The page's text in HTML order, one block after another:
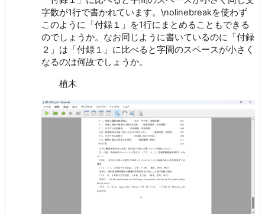
字数が1行で書かれています。\nolinebreakを使わず
このように「付録１」を1行にまとめることもできる
のでしょうか。なお同じように書いているのに「付録
２」は「付録１」に比べると字間のスペースが小さく
なるのは何故でしょうか。
植木